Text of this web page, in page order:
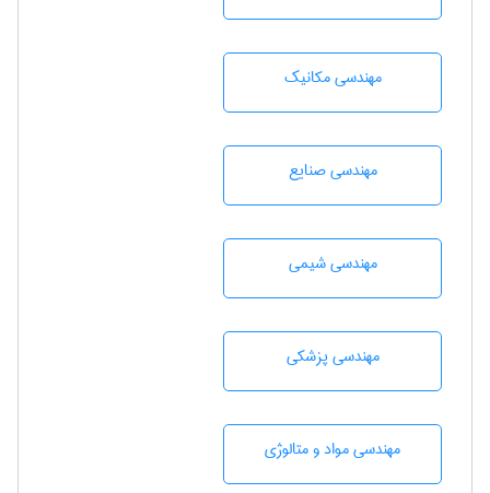
مهندسی مکانیک
مهندسی صنايع
مهندسي شيمی
مهندسی پزشکی
مهندسی مواد و متالوژی